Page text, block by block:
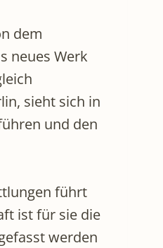
dem
neues Werk
sieht sich in
und den
führt
ist für sie die
werden